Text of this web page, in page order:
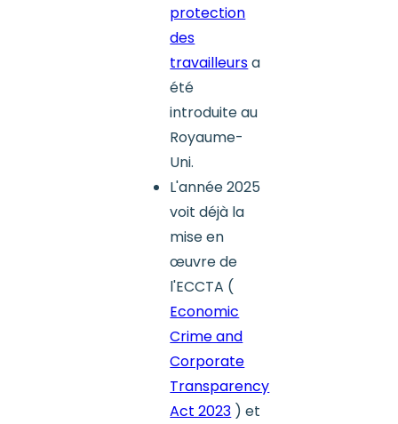
protection
des
travailleursa
été
introduite au
Royaume-
Uni.
L'année 2025
voit déjà la
mise en
œuvre de
l'ECCTA (
Economic
Crime and
Corporate
Transparency
Act 2023 ) et